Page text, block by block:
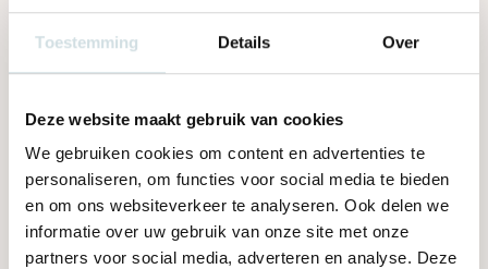
Toestemming Details Over
Deze website maakt gebruik van cookies
We gebruiken cookies om content en advertenties te
personaliseren, om functies voor social media te bieden
en om ons websiteverkeer te analyseren. Ook delen we
informatie over uw gebruik van onze site met onze
partners voor social media, adverteren en analyse. Deze